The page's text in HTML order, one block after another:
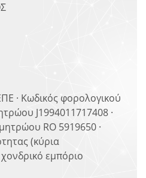
· Κωδικός φορολογικού
J1994011717408 ·
RO 5919650 ·
(κύρια
εμπόριο